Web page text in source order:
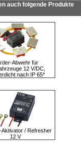
auch folgende Produkte
Abwehr für
12 V/DC,
nach IP 65*
Aktivator / Refresher
12 V